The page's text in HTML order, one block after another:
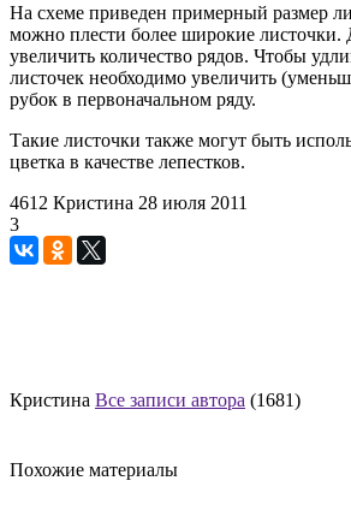
На схеме приведен примерный размер
можно плести более широкие листочки.
увеличить количество рядов. Чтобы
листочек необходимо увеличить
рубок в первоначальном ряду.
Такие листочки также могут быть
цветка в качестве лепестков.
4612 Кристина 28 июля 2011
3
Кристина Все записи автора (1681)
Похожие материалы